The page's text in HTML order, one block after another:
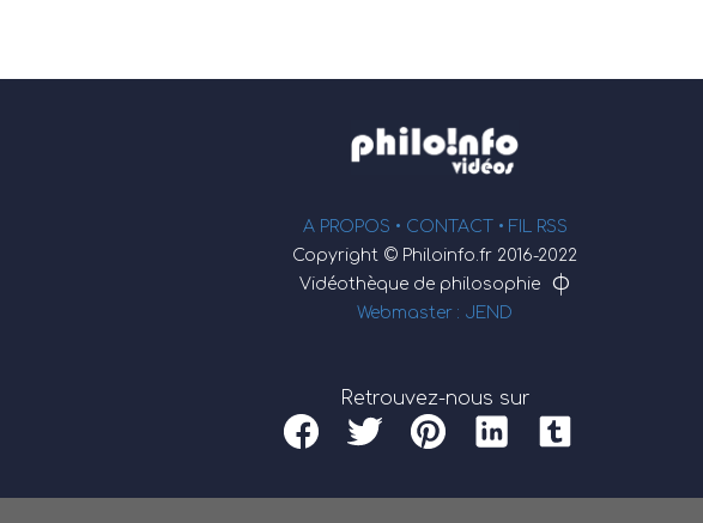
A PROPOS • CONTACT • FIL RSS
Copyright © Philoinfo.fr 2016-2022
Vidéothèque de philosophie
φ
Webmaster : JEND
Retrouvez-nous sur